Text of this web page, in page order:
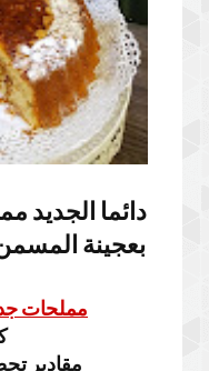
دائما الجديد
بعجينة
مملحات
مقادير